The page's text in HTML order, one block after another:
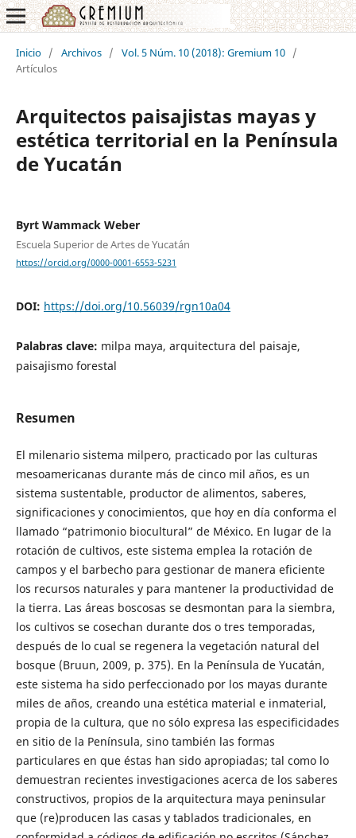
Inicio / Archivos / Vol. 5 Núm. 10 (2018): Gremium 10 /
Artículos
Arquitectos paisajistas mayas y
estética territorial en la Península
de Yucatán
Byrt Wammack Weber
Escuela Superior de Artes de Yucatán
https://orcid.org/0000-0001-6553-5231
DOI: https://doi.org/10.56039/rgn10a04
Palabras clave: milpa maya, arquitectura del paisaje,
paisajismo forestal
Resumen
El milenario sistema milpero, practicado por las culturas
mesoamericanas durante más de cinco mil años, es un
sistema sustentable, productor de alimentos, saberes,
significaciones y conocimientos, que hoy en día conforma el
llamado “patrimonio biocultural” de México. En lugar de la
rotación de cultivos, este sistema emplea la rotación de
campos y el barbecho para gestionar de manera eficiente
los recursos naturales y para mantener la productividad de
la tierra. Las áreas boscosas se desmontan para la siembra,
los cultivos se cosechan durante dos o tres temporadas,
después de lo cual se regenera la vegetación natural del
bosque (Bruun, 2009, p. 375). En la Península de Yucatán,
este sistema ha sido perfeccionado por los mayas durante
miles de años, creando una estética material e inmaterial,
propia de la cultura, que no sólo expresa las especificidades
en sitio de la Península, sino también las formas
particulares en que éstas han sido apropiadas; tal como lo
demuestran recientes investigaciones acerca de los saberes
constructivos, propios de la arquitectura maya peninsular
que (re)producen las casas y tablados tradicionales, en